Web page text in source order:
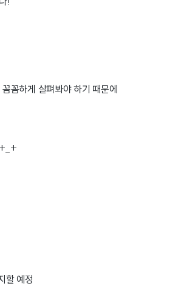
꼼하게 살펴봐야 하기 때문에
할 예정